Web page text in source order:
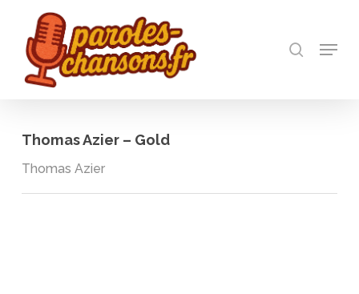
main
content
Menu
Thomas Azier – Gold
Thomas Azier
Close